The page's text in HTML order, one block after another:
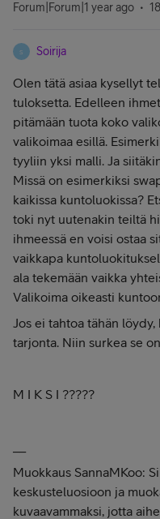
Forum|Forum|1 year ago
S Soirija
Olen tätä asiaa kysellyt
tuloksetta. Edelleen
pitämään tuota koko
valikoimaa esillä.
tyyliin yksi malli. Ja
Missä on esimerkiksi
kaikissa kuntoluokissa?
toki nyt uutenakin teiltä
ihmeessä en voisi ostaa
vaikkapa
ala tekemään vaikka
Valikoima oikeasti
Jos ei tahtoa tähän
tarjonta. Niin surkea se
M I K S I ?????
Muokkaus SannaMKoo:
keskusteluosioon ja
kuvaavammaksi, jotta